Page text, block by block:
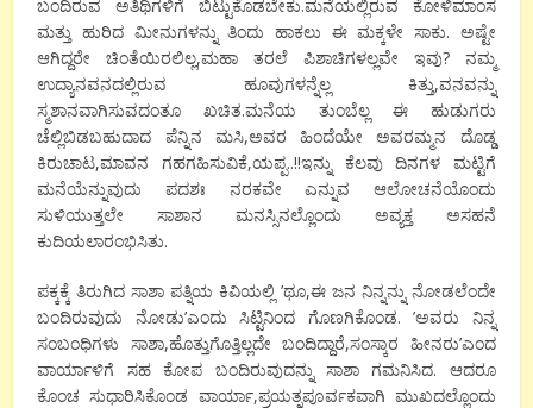
ಬಂದಿರುವ ಅತಿಥಿಗಳಿಗೆ ಬಿಟ್ಟುಕೊಡಬೇಕು.ಮನೆಯಲ್ಲಿರುವ ಕೋಳಿಮಾಂಸ
ಮತ್ತು ಹುರಿದ ಮೀನುಗಳನ್ನು ತಿಂದು ಹಾಕಲು ಈ ಮಕ್ಕಳೇ ಸಾಕು. ಅಷ್ಟೇ
ಆಗಿದ್ದರೇ ಚಿಂತೆಯಿರಲಿಲ್ಲ,ಮಹಾ ತರಲೆ ಪಿಶಾಚಿಗಳಲ್ಲವೇ ಇವು? ನಮ್ಮ
ಉದ್ಯಾನವನದಲ್ಲಿರುವ ಹೂವುಗಳನ್ನೆಲ್ಲ ಕಿತ್ತು,ವನವನ್ನು
ಸ್ಮಶಾನವಾಗಿಸುವದಂತೂ ಖಚಿತ.ಮನೆಯ ತುಂಬೆಲ್ಲ ಈ ಹುಡುಗರು
ಚೆಲ್ಲಿಬಿಡಬಹುದಾದ ಪೆನ್ನಿನ ಮಸಿ,ಅವರ ಹಿಂದೆಯೇ ಅವರಮ್ಮನ ದೊಡ್ಡ
ಕಿರುಚಾಟ,ಮಾವನ ಗಹಗಹಿಸುವಿಕೆ,ಯಪ್ಪ..!!ಇನ್ನು ಕೆಲವು ದಿನಗಳ ಮಟ್ಟಿಗೆ
ಮನೆಯೆನ್ನುವುದು ಪದಶಃ ನರಕವೇ ಎನ್ನುವ ಆಲೋಚನೆಯೊಂದು
ಸುಳಿಯುತ್ತಲೇ ಸಾಶಾನ ಮನಸ್ಸಿನಲ್ಲೊಂದು ಅವ್ಯಕ್ತ ಅಸಹನೆ
ಕುದಿಯಲಾರಂಭಿಸಿತು.
ಪಕ್ಕಕ್ಕೆ ತಿರುಗಿದ ಸಾಶಾ ಪತ್ನಿಯ ಕಿವಿಯಲ್ಲಿ ’ಥೂ,ಈ ಜನ ನಿನ್ನನ್ನು ನೋಡಲೆಂದೇ
ಬಂದಿರುವುದು ನೋಡು’ಎಂದು ಸಿಟ್ಟಿನಿಂದ ಗೊಣಗಿಕೊಂಡ. ’ಅವರು ನಿನ್ನ
ಸಂಬಂಧಿಗಳು ಸಾಶಾ,ಹೊತ್ತುಗೊತ್ತಿಲ್ಲದೇ ಬಂದಿದ್ದಾರೆ,ಸಂಸ್ಕಾರ ಹೀನರು’ಎಂದ
ವಾರ್ಯಾಳಿಗೆ ಸಹ ಕೋಪ ಬಂದಿರುವುದನ್ನು ಸಾಶಾ ಗಮನಿಸಿದ. ಆದರೂ
ಕೊಂಚ ಸುಧಾರಿಸಿಕೊಂಡ ವಾರ್ಯಾ,ಪ್ರಯತ್ನಪೂರ್ವಕವಾಗಿ ಮುಖದಲ್ಲೊಂದು